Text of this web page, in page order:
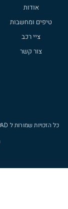
אודות
טיפים ומחשבות
ציי רכב
צור קשר
כל הזכויות שמורות ל